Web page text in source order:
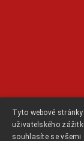
Tyto webové
uživatelského
souhlasíte se